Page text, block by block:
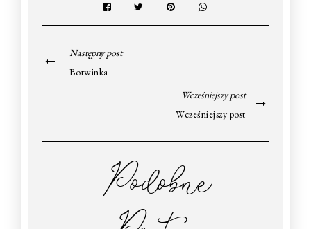
Następny post
Botwinka
Wcześniejszy post
Wcześniejszy post
Podobne